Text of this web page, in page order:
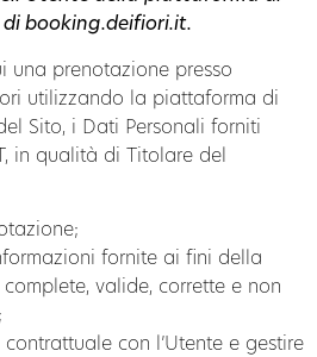
booking.deifiori.it.
una prenotazione presso
utilizzando la piattaforma di
Sito, i Dati Personali forniti
in qualità di Titolare del
fornite ai fini della
valide, corrette e non
con l’Utente e gestire